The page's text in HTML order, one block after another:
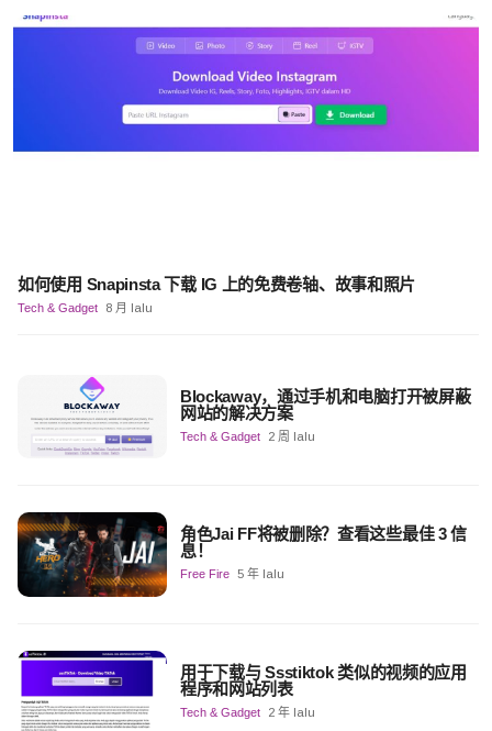
如何使用 Snapinsta 下载 IG 上的免费卷轴、故事和照片
Tech & Gadget 8 月 lalu
Blockaway，通过手机和电脑打开被屏蔽
网站的解决方案
Tech & Gadget 2 周 lalu
角色Jai FF将被删除？查看这些最佳 3 信
息！
Free Fire 5 年 lalu
用于下载与 Ssstiktok 类似的视频的应用
程序和网站列表
Tech & Gadget 2 年 lalu